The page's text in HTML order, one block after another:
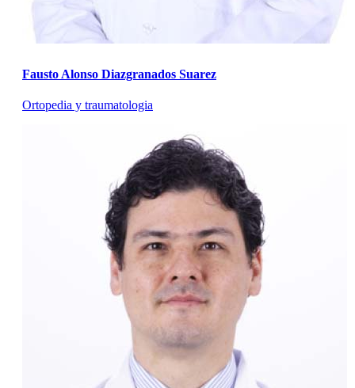
Fausto Alonso Diazgranados Suarez
Ortopedia y traumatologia